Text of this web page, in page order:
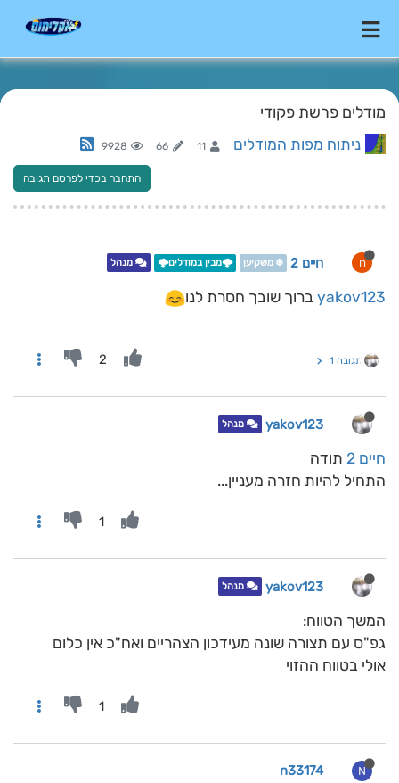
מודלים פרשת פקודי
ניתוח מפות המודלים 11
66
9928
התחבר בכדי לפרסם תגובה
ח חיים 2 ❄️ משקיען 🌩️מבין במודלים🌩️ מנהל
yakov123 ברוך שובך חסרת לנו
תגובה 1 2
yakov123 מנהל
חיים 2
תודה
התחיל להיות חזרה מעניין...
1
yakov123 מנהל
המשך הטווח:
גפ"ס עם תצורה שונה מעידכון הצהריים ואח"כ אין כלום
אולי בטווח ההזוי
1
N
n33174